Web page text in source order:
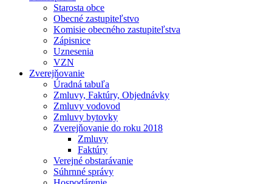
Starosta obce
Obecné zastupiteľstvo
Komisie obecného zastupiteľstva
Zápisnice
Uznesenia
VZN
Zverejňovanie
Úradná tabuľa
Zmluvy, Faktúry, Objednávky
Zmluvy vodovod
Zmluvy bytovky
Zverejňovanie do roku 2018
Zmluvy
Faktúry
Verejné obstarávanie
Súhrnné správy